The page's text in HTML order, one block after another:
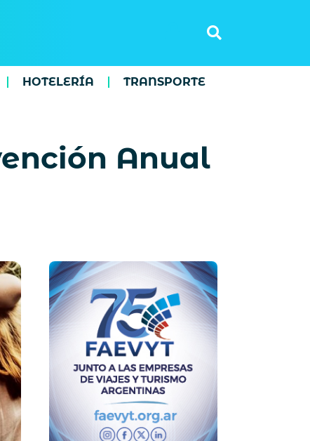
HOTELERÍA TRANSPORTE
Anual